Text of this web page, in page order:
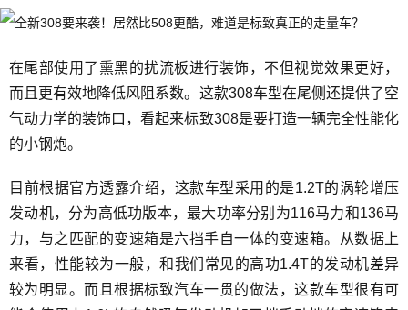
在尾部使用了熏黑的扰流板进行装饰，不但视觉效果更好，
而且更有效地降低风阻系数。这款308车型在尾侧还提供了空
气动力学的装饰口，看起来标致308是要打造一辆完全性能化
的小钢炮。
目前根据官方透露介绍，这款车型采用的是1.2T的涡轮增压
发动机，分为高低功版本，最大功率分别为116马力和136马
力，与之匹配的变速箱是六挡手自一体的变速箱。从数据上
来看，性能较为一般，和我们常见的高功1.4T的发动机差异
较为明显。而且根据标致汽车一贯的做法，这款车型很有可